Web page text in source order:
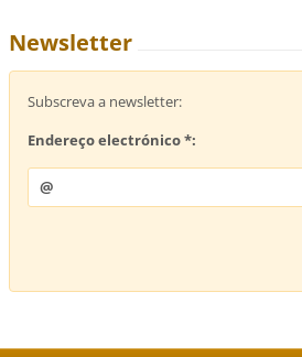
Newsletter
Subscreva a newsletter:
Endereço electrónico *: